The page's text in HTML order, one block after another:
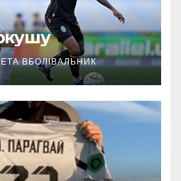
ВБОЛІВАЛЬНИК